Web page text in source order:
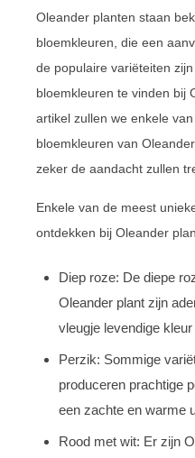
Oleander planten staan
bloemkleuren, die een
de populaire variëteiten
bloemkleuren te vinden bij
artikel zullen we enkele
bloemkleuren van
zeker de aandacht zullen
Enkele van de meest
ontdekken bij Oleander
Diep roze: De diepe
Oleander plant zijn
vleugje levendige
Perzik: Sommige
produceren prachtige
een zachte en warme
Rood met wit: Er zijn